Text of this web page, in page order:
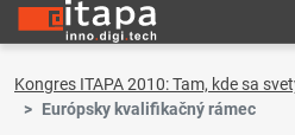
Kongres ITAPA 2010: Tam, kde sa
Európsky kvalifikačný rámec